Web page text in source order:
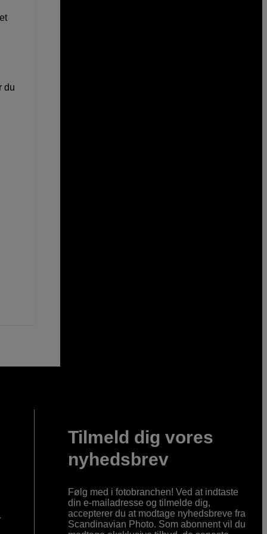
du
Tilmeld dig vores
nyhedsbrev
Følg med i fotobranchen! Ved at indtaste
din e-mailadresse og tilmelde dig,
accepterer du at modtage nyhedsbreve fra
Scandinavian Photo. Som abonnent vil du